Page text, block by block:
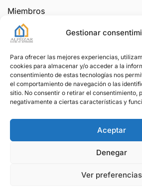
Gestionar
Para ofrecer las mejores experiencias,
cookies para almacenar y/o acceder a la
consentimiento de estas tecnologías nos
el comportamiento de navegación o las
sitio. No consentir o retirar el consentimiento,
negativamente a ciertas características y
Aceptar
Denegar
Ver preferencias
Miembros
Boletín
Ponte en contacto
info@alfeizar.net
Suscríbete
, políticas de